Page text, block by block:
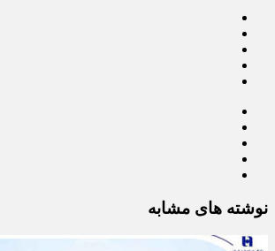
نوشته های مشابه